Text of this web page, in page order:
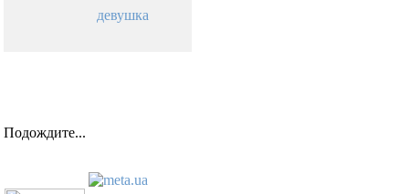
девушка
Подождите...